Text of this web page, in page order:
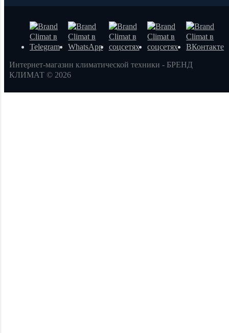
Интернет-магазин климатической техники - БРЕНД
КЛИМАТ © 2026